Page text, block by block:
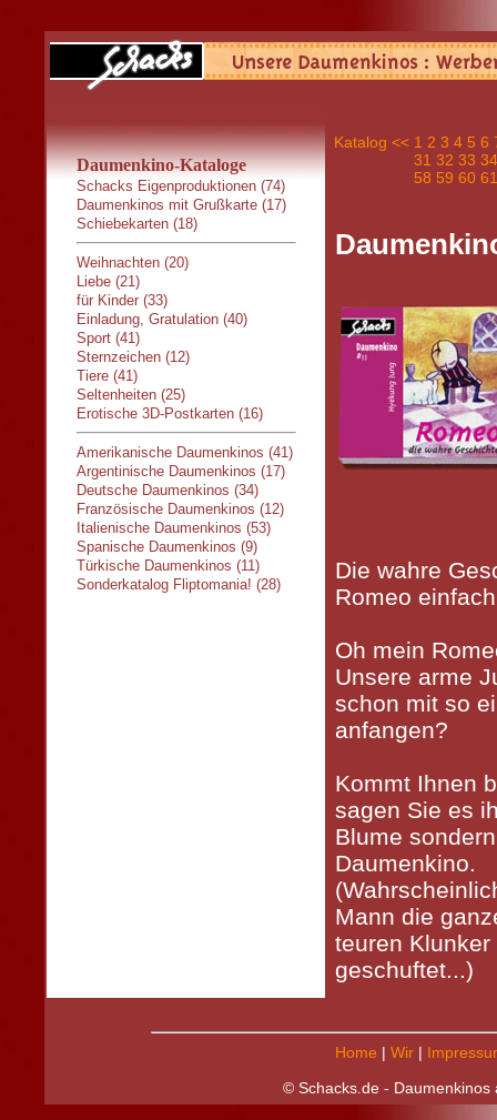
Daumenkino-Kataloge
Schacks Eigenproduktionen (74)
Daumenkinos mit Grußkarte (17)
Schiebekarten (18)
Weihnachten (20)
Liebe (21)
für Kinder (33)
Einladung, Gratulation (40)
Sport (41)
Sternzeichen (12)
Tiere (41)
Seltenheiten (25)
Erotische 3D-Postkarten (16)
Amerikanische Daumenkinos (41)
Argentinische Daumenkinos (17)
Deutsche Daumenkinos (34)
Französische Daumenkinos (12)
Italienische Daumenkinos (53)
Spanische Daumenkinos (9)
Türkische Daumenkinos (11)
Sonderkatalog Fliptomania! (28)
Katalog << 1 2 3 4 5 6
31 32 33 34
58 59 60 61
Die wahre
Romeo
Oh mein
Unsere arme
schon mit so
anfangen?
Kommt Ihnen
sagen Sie es
Blume
Daumenkino.
Mann die
teuren
geschuftet...)
Home | Wir|
© Schacks.de - Daumenkinos